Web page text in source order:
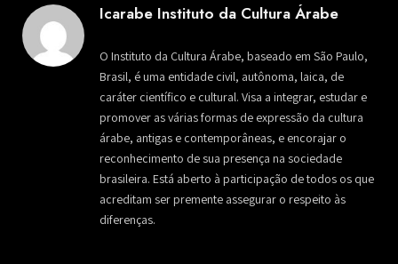
Icarabe Instituto da Cultura Árabe
O Instituto da Cultura Árabe, baseado em São Paulo,
Brasil, é uma entidade civil, autônoma, laica, de
caráter científico e cultural. Visa a integrar, estudar e
promover as várias formas de expressão da cultura
árabe, antigas e contemporâneas, e encorajar o
reconhecimento de sua presença na sociedade
brasileira. Está aberto à participação de todos os que
acreditam ser premente assegurar o respeito às
diferenças.